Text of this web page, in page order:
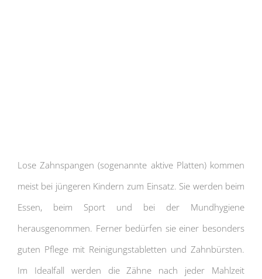
Lose Zahnspangen (sogenannte aktive Platten) kommen
meist bei jüngeren Kindern zum Einsatz. Sie werden beim
Essen, beim Sport und bei der Mundhygiene
herausgenommen. Ferner bedürfen sie einer besonders
guten Pflege mit Reinigungstabletten und Zahnbürsten.
Im Idealfall werden die Zähne nach jeder Mahlzeit